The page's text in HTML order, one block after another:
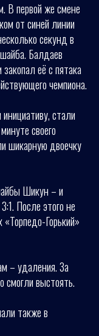
В первой же смене
от синей линии
секунд в
Балдаев
её с пятака
чемпиона.
стали
своего
шикарную двоечку
Шикун – и
После этого не
«Торпедо-Горький»
– удаления. За
выстоять.
также в